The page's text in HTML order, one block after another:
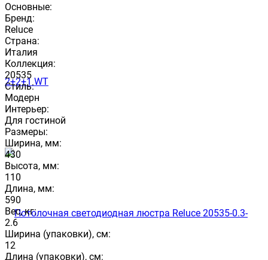
Основные:
Бренд:
Reluce
Страна:
Италия
Коллекция:
20535
Стиль:
Модерн
Интерьер:
Для гостиной
Размеры:
Ширина, мм:
430
Высота, мм:
110
Длина, мм:
590
Вес, кг:
2.6
Ширина (упаковки), см:
12
Длина (упаковки), см: